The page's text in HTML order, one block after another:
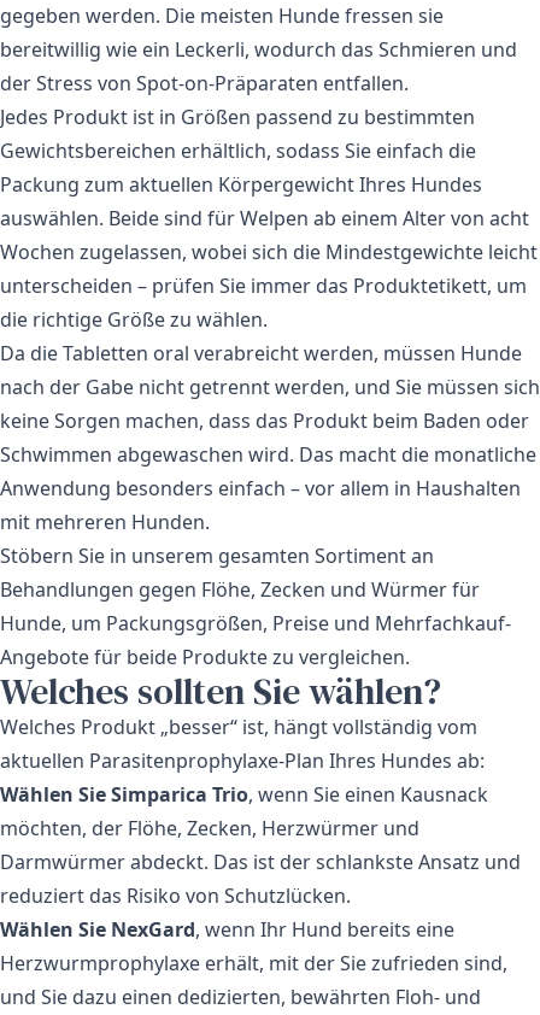
gegeben werden. Die meisten Hunde fressen sie
bereitwillig wie ein Leckerli, wodurch das Schmieren und
der Stress von Spot-on-Präparaten entfallen.
Jedes Produkt ist in Größen passend zu bestimmten
Gewichtsbereichen erhältlich, sodass Sie einfach die
Packung zum aktuellen Körpergewicht Ihres Hundes
auswählen. Beide sind für Welpen ab einem Alter von acht
Wochen zugelassen, wobei sich die Mindestgewichte leicht
unterscheiden – prüfen Sie immer das Produktetikett, um
die richtige Größe zu wählen.
Da die Tabletten oral verabreicht werden, müssen Hunde
nach der Gabe nicht getrennt werden, und Sie müssen sich
keine Sorgen machen, dass das Produkt beim Baden oder
Schwimmen abgewaschen wird. Das macht die monatliche
Anwendung besonders einfach – vor allem in Haushalten
mit mehreren Hunden.
Stöbern Sie in unserem gesamten Sortiment an
Behandlungen gegen Flöhe, Zecken und Würmer für
Hunde, um Packungsgrößen, Preise und Mehrfachkauf-
Angebote für beide Produkte zu vergleichen.
Welches sollten Sie wählen?
Welches Produkt „besser“ ist, hängt vollständig vom
aktuellen Parasitenprophylaxe-Plan Ihres Hundes ab:
Wählen Sie Simparica Trio, wenn Sie einen Kausnack
möchten, der Flöhe, Zecken, Herzwürmer und
Darmwürmer abdeckt. Das ist der schlankste Ansatz und
reduziert das Risiko von Schutzlücken.
Wählen Sie NexGard, wenn Ihr Hund bereits eine
Herzwurmprophylaxe erhält, mit der Sie zufrieden sind,
und Sie dazu einen dedizierten, bewährten Floh- und